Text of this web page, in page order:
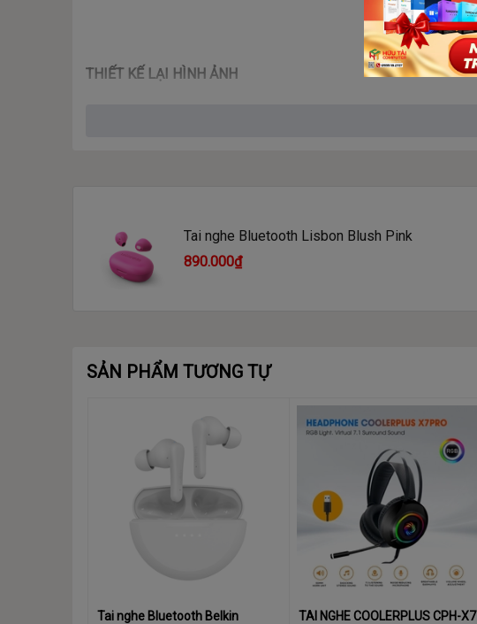
THIẾT KẾ LẠI HÌNH ẢNH
Tai nghe Bluetooth Lisbon Blush Pink
890.000₫
SẢN PHẨM TƯƠNG TỰ
Tai nghe Bluetooth Belkin
TAI NGHE COOLERPLUS CPH-X7